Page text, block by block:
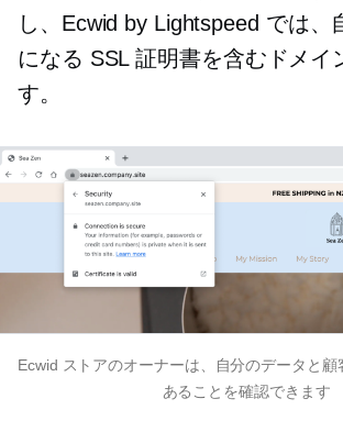
し、Ecwid by Lightspeed では、
になる SSL 証明書を含むドメイ
す。
Ecwid ストアのオーナーは、自分のデータと
あることを確認できます